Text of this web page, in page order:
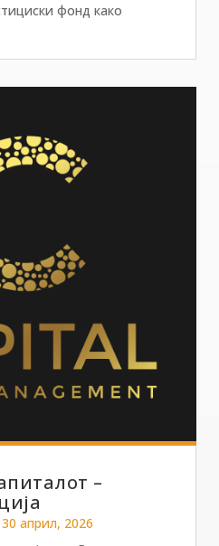
фонд како
–
30 април, 2026